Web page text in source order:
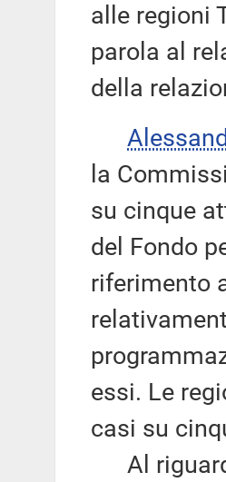
alle regioni
parola al
della
la
su cinque
del Fondo
riferimento
essi. Le
casi su
Al